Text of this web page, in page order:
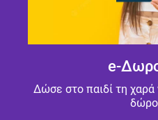
e-
Δώσε στο παιδί τη χαρά